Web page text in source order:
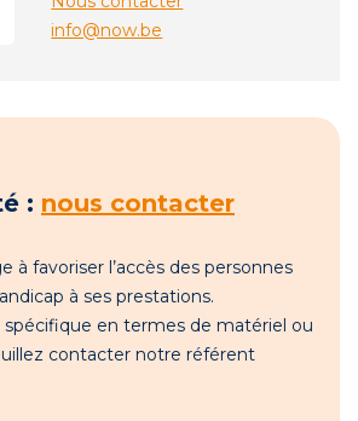
info@now.be
: nous contacter
à favoriser l’accès des personnes
à ses prestations.
en termes de matériel ou
contacter notre référent